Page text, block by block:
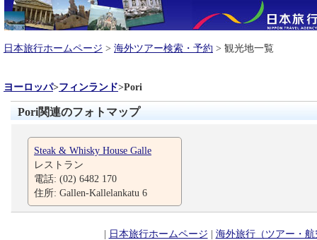
日本旅行ホームページ > 海外ツアー検索・予約 > 観光地一覧
ヨーロッパ>フィンランド>Pori
Pori関連のフォトマップ
Steak & Whisky House Galle
レストラン
電話: (02) 6482 170
住所: Gallen-Kallelankatu 6
| 日本旅行ホームページ | 海外旅行（ツアー・航